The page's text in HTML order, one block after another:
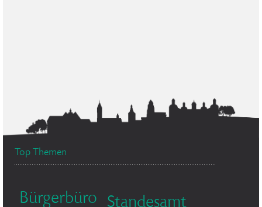
Top Themen
Bürgerbüro Standesamt